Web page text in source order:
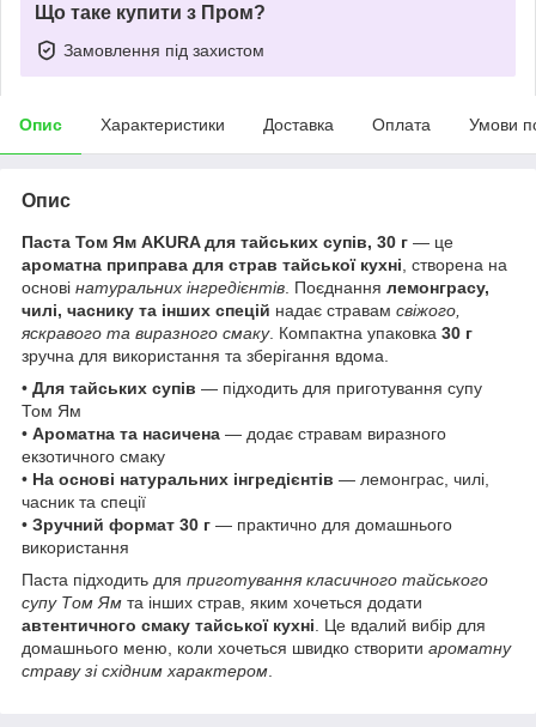
Що таке купити з Пром?
Замовлення під захистом
Опис Характеристики Доставка Оплата Умови
Опис
Паста Том Ям AKURA для тайських супів, 30 г — це
ароматна приправа для страв тайської кухні , створена на
основі натуральних інгредієнтів . Поєднання лемонграсу,
чилі, часнику та інших спецій надає стравам свіжого,
яскравого та виразного смаку. Компактна упаковка 30 г
зручна для використання та зберігання вдома.
• Для тайських супів — підходить для приготування супу
Том Ям
• Ароматна та насичена — додає стравам виразного
екзотичного смаку
• На основі натуральних інгредієнтів — лемонграс, чилі,
часник та спеції
• Зручний формат 30 г — практично для домашнього
використання
Паста підходить для приготування класичного тайського
супу Том Ям та інших страв, яким хочеться додати
автентичного смаку тайської кухні . Це вдалий вибір для
домашнього меню, коли хочеться швидко створити ароматну
страву зі східним характером